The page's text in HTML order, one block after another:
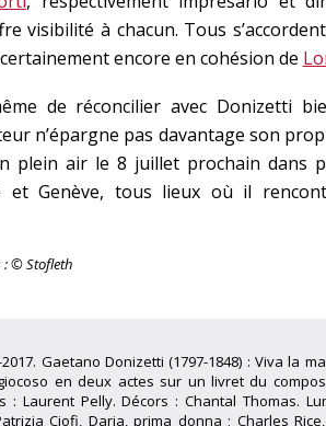
visibilité à chacun. Tous
encore en cohésion de
de réconcilier avec Donizetti
n’épargne pas davantage son
plein air le 8 juillet prochain dans
et Genève, tous lieux où il
: © Stofleth
2017. Gaetano Donizetti (1797-1848) : Viva la
en deux actes sur un livret du
: Laurent Pelly. Décors : Chantal Thomas.
Ciofi, Daria, prima donna ; Charles